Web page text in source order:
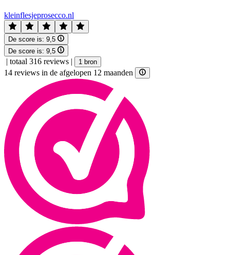
kleinflesjeprosecco.nl
De score is: 9,5
De score is: 9,5
| totaal 316 reviews | 1 bron
14 reviews in de afgelopen 12 maanden